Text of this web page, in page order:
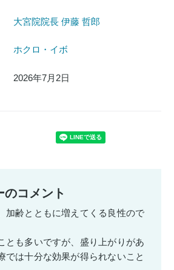
大宮院院長 伊藤 哲郎
ホクロ・イボ
2026年7月2日
のコメント
加齢とともに増えてくる良性ので
とも多いですが、盛り上がりがあ
では十分な効果が得られないこと